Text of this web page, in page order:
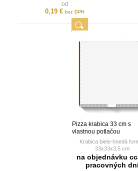
od
0,19 € bez DPH
Pizza krabica 33 cm s
vlastnou potlačou
Krabica bielo-hnedá
33x33x3,5 cm
s vlastnou potlačou v
farbe
na objednávku
pracovných